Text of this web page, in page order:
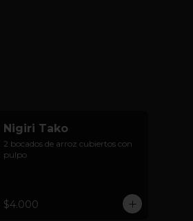
Nigiri Tako
2 bocados de arroz cubiertos con
pulpo
$4.000